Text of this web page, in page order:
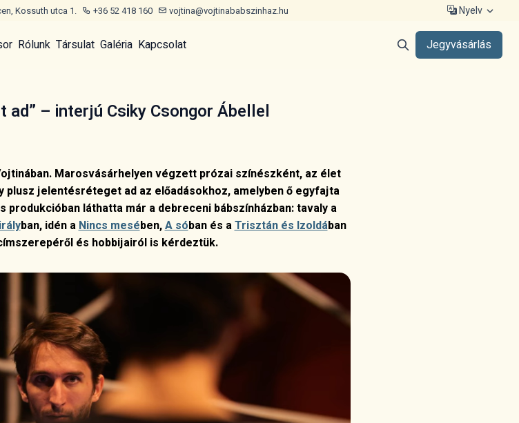
Kossuth utca 1. +36 52 418 160 vojtina@vojtinababszinhaz.hu Nyelv
Jegyvásárlás
Rólunk Társulat Galéria Kapcsolat
ad” – interjú Csiky Csongor Ábellel
Marosvásárhelyen végzett prózai színészként, az élet
plusz jelentésréteget ad az előadásokhoz, amelyben ő egyfajta
láthatta már a debreceni bábszínházban: tavaly a
ban, idén aNincs mesében,A sóban és aTrisztán és Izoldában
és hobbijairól is kérdeztük.